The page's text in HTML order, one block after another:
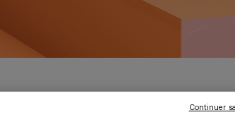
dans les PME –
Continuer